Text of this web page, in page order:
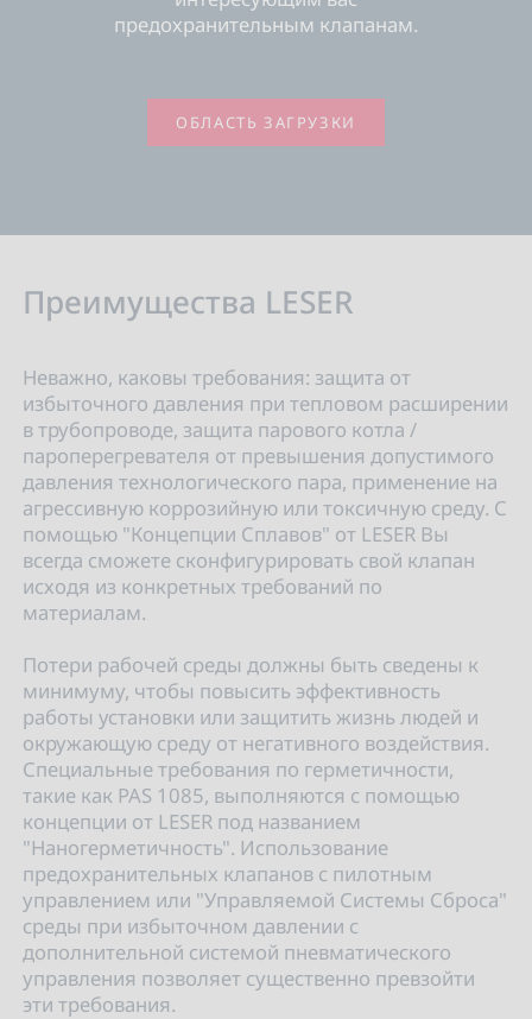
предохранительным клапанам.
ОБЛАСТЬ ЗАГРУЗКИ
Преимущества LESER
Неважно, каковы требования: защита от
избыточного давления при тепловом расширении
в трубопроводе, защита парового котла /
пароперегревателя от превышения допустимого
давления технологического пара, применение на
агрессивную коррозийную или токсичную среду. С
помощью "Концепции Сплавов" от LESER Вы
всегда сможете сконфигурировать свой клапан
исходя из конкретных требований по
материалам.
Потери рабочей среды должны быть сведены к
минимуму, чтобы повысить эффективность
работы установки или защитить жизнь людей и
окружающую среду от негативного воздействия.
Специальные требования по герметичности,
такие как PAS 1085, выполняются с помощью
концепции от LESER под названием
"Наногерметичность". Использование
предохранительных клапанов с пилотным
управлением или "Управляемой Системы Сброса"
среды при избыточном давлении с
дополнительной системой пневматического
управления позволяет существенно превзойти
эти требования.